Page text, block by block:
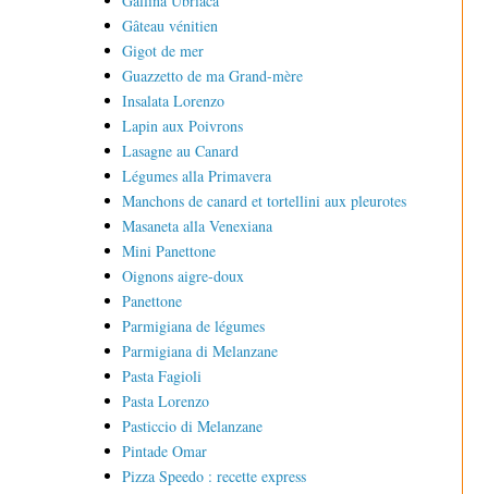
Gâteau vénitien
Gigot de mer
Guazzetto de ma Grand-mère
Insalata Lorenzo
Lapin aux Poivrons
Lasagne au Canard
Légumes alla Primavera
Manchons de canard et tortellini aux pleurotes
Masaneta alla Venexiana
Mini Panettone
Oignons aigre-doux
Panettone
Parmigiana de légumes
Parmigiana di Melanzane
Pasta Fagioli
Pasta Lorenzo
Pasticcio di Melanzane
Pintade Omar
Pizza Speedo : recette express